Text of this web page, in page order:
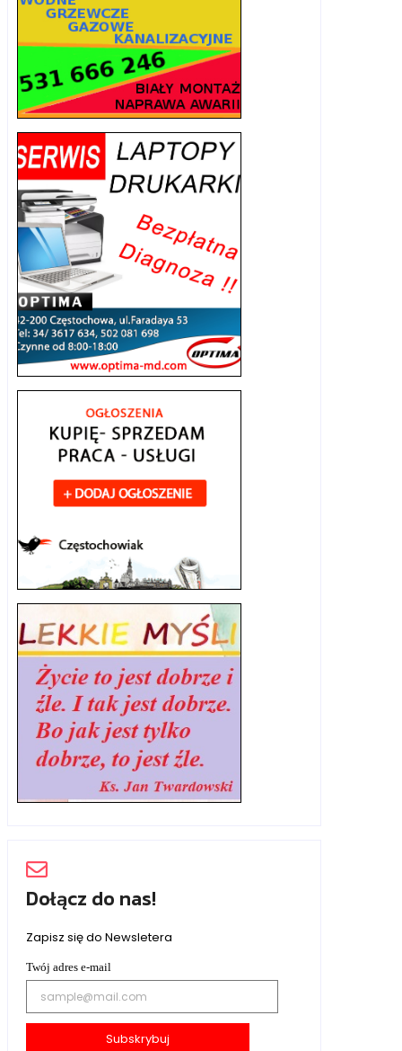
Dołącz do nas!
Zapisz się do Newsletera
Twój adres e-mail
Subskrybuj